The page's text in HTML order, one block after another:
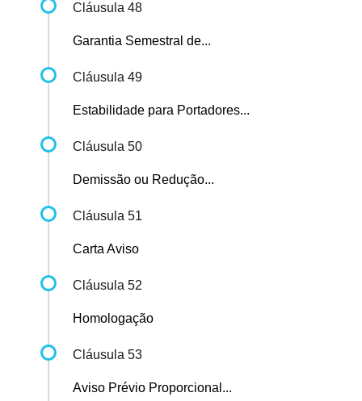
Cláusula 48
Garantia Semestral de...
Cláusula 49
Estabilidade para Portadores...
Cláusula 50
Demissão ou Redução...
Cláusula 51
Carta Aviso
Cláusula 52
Homologação
Cláusula 53
Aviso Prévio Proporcional...